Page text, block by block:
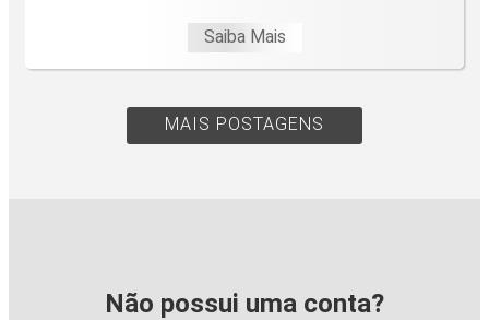
Saiba Mais
MAIS POSTAGENS
Não possui uma conta?